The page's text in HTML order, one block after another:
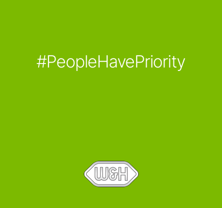
#PeopleHavePriority